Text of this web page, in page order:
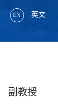
EN 英文
副教授